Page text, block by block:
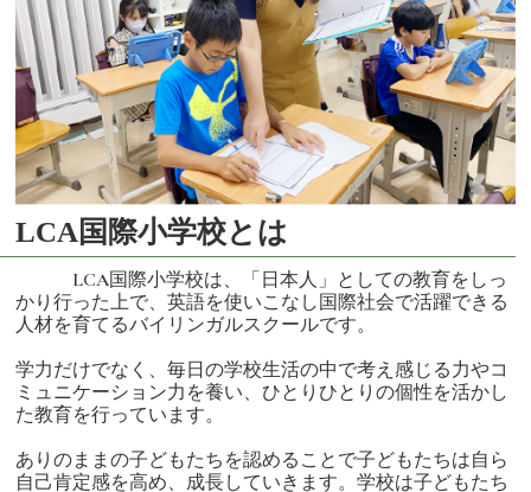
LCA国際小学校とは
LCA国際小学校は、「日本人」としての教育をしっ
かり行った上で、英語を使いこなし国際社会で活躍できる
人材を育てるバイリンガルスクールです。
学力だけでなく、毎日の学校生活の中で考え感じる力やコ
ミュニケーション力を養い、ひとりひとりの個性を活かし
た教育を行っています。
ありのままの子どもたちを認めることで子どもたちは自ら
自己肯定感を高め、成長していきます。学校は子どもたち